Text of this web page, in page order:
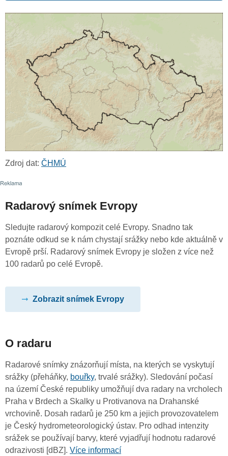
Zdroj dat: ČHMÚ
Radarový snímek Evropy
Sledujte radarový kompozit celé Evropy. Snadno tak
poznáte odkud se k nám chystají srážky nebo kde aktuálně v
Evropě prší. Radarový snímek Evropy je složen z více než
100 radarů po celé Evropě.
Zobrazit snímek Evropy
O radaru
Radarové snímky znázorňují místa, na kterých se vyskytují
srážky (přeháňky, bouřky, trvalé srážky). Sledování počasí
na území České republiky umožňují dva radary na vrcholech
Praha v Brdech a Skalky u Protivanova na Drahanské
vrchovině. Dosah radarů je 250 km a jejich provozovatelem
je Český hydrometeorologický ústav. Pro odhad intenzity
srážek se používají barvy, které vyjadřují hodnotu radarové
odrazivosti [dBZ]. Více informací